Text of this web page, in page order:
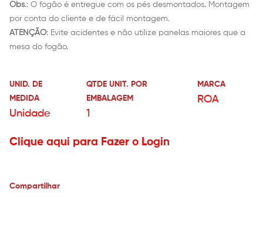
Obs.: O fogão é entregue com os pés desmontados. Montagem
por conta do cliente e de fácil montagem.
ATENÇÃO: Evite acidentes e não utilize panelas maiores que a
mesa do fogão.
UNID. DE
MEDIDA
Unidade
QTDE UNIT. POR
EMBALAGEM
1
MARCA
ROA
Clique aqui para Fazer o Login
Compartilhar